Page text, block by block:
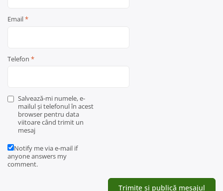
Email*
Telefon *
Salvează-mi numele, e-
mailul și telefonul în acest
browser pentru data
viitoare când trimit un
mesaj
Notify me via e-mail if
anyone answers my
comment.